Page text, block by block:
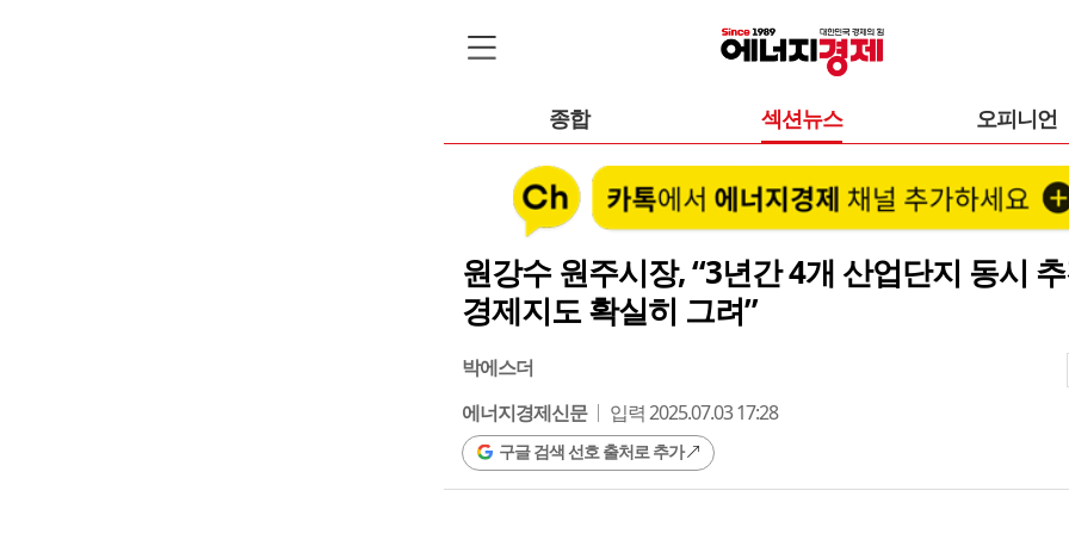
종합 섹션뉴스 오피니언
원강수 원주시장, “3년간 4개 산업단지 동시
경제지도 확실히 그려”
박에스더
에너지경제신문
입력 2025.07.03 17:28
구글 검색 선호 출처로 추가